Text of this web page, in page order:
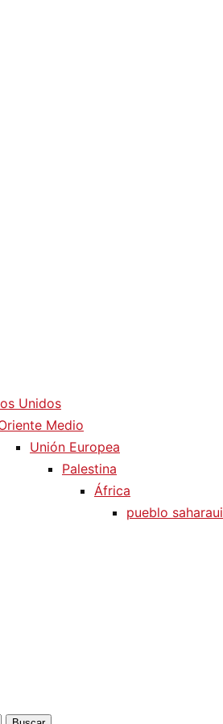
Unidos
Medio
Unión Europea
Palestina
África
pueblo saharaui